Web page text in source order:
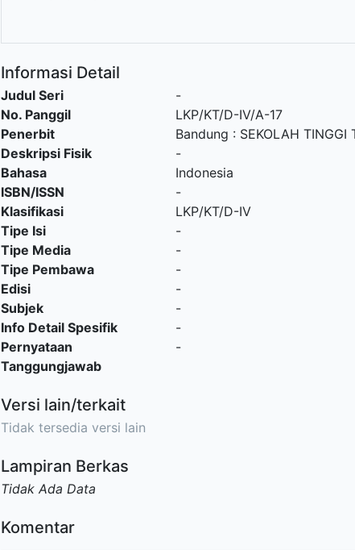
Informasi Detail
Judul Seri
-
No. Panggil
LKP/KT/D-IV/A-17
Penerbit
Bandung : SEKOLAH TINGGI
Deskripsi Fisik
-
Bahasa
Indonesia
ISBN/ISSN
-
Klasifikasi
LKP/KT/D-IV
Tipe Isi
-
Tipe Media
-
Tipe Pembawa
-
Edisi
-
Subjek
-
Info Detail Spesifik
-
Pernyataan
Tanggungjawab
-
Versi lain/terkait
Tidak tersedia versi lain
Lampiran Berkas
Tidak Ada Data
Komentar